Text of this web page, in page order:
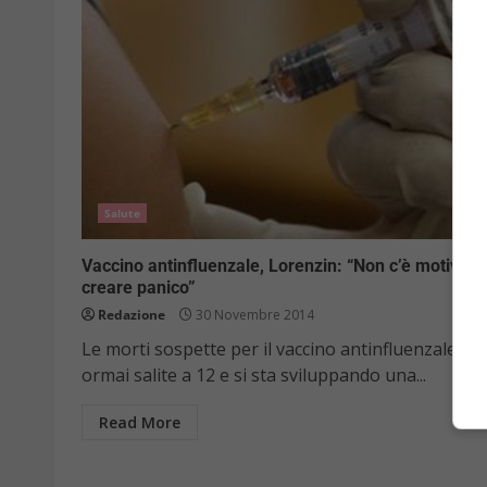
Salute
Vaccino antinfluenzale, Lorenzin: “Non c’è motivo di
creare panico”
Redazione 30 Novembre 2014
Le morti sospette per il vaccino antinfluenzale
ormai salite a 12 e si sta sviluppando una...
Read More